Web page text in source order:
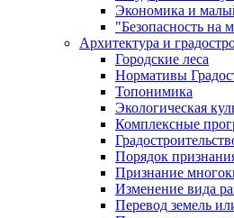
Экономика и
"Безопасность на
Архитектура и
Городские леса
Нормативы
Топонимика
Экологическая
Комплексные
Порядок
Признание
Изменение вида
Перевод земель